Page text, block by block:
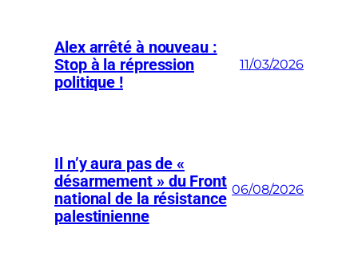
Alex arrêté à nouveau :
Stop à la répression
politique !
11/03/2026
Il n’y aura pas de «
désarmement » du Front
national de la résistance
palestinienne
06/08/2026